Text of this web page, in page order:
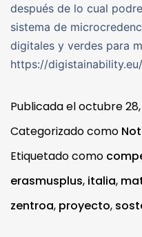
después de lo cual
sistema de
digitales y verdes para
https://
Publicada eloctubre
Categorizado como
Etiquetado como
erasmusplus, italia,
zentroa, proyecto,